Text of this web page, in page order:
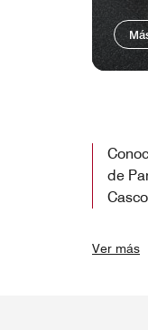
de
Ver más